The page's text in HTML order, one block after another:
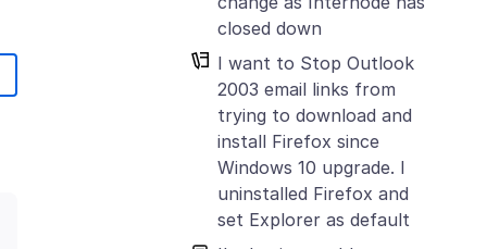
closed down
I want to Stop Outlook
2003 email links from
trying to download and
install Firefox since
Windows 10 upgrade. I
uninstalled Firefox and
set Explorer as default